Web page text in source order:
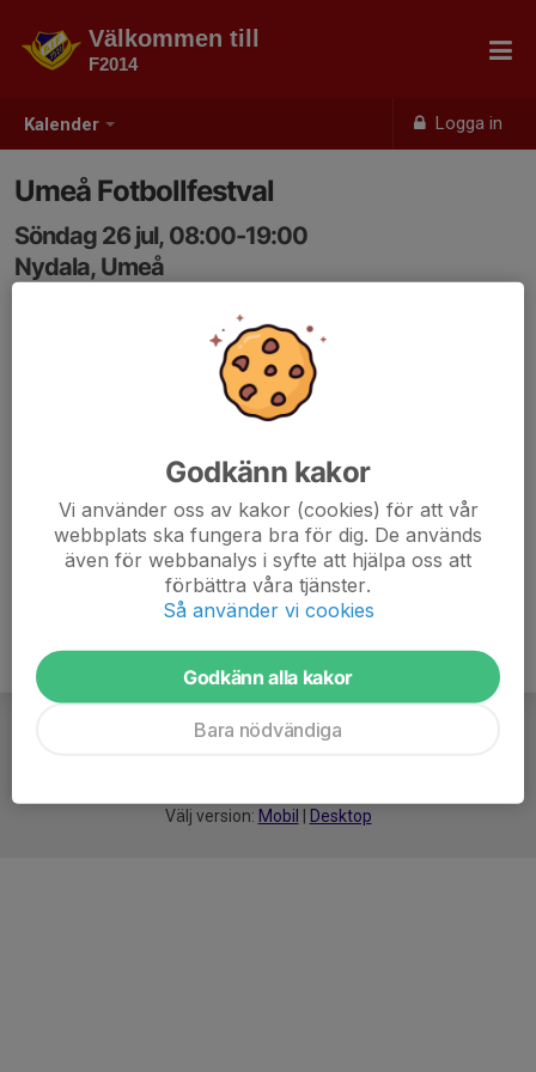
Kalender Logga in
Välkommen till
F2014
Umeå Fotbollfestval
Söndag 26 jul, 08:00-19:00
Nydala, Umeå
Välj version: Mobil Desktop
Godkänn kakor
Vi använder oss av kakor (cookies) för att vår
webbplats ska fungera bra för dig. De används
även för webbanalys i syfte att hjälpa oss att
förbättra våra tjänster.
Så använder vi cookies
Godkänn alla kakor
Bara nödvändiga